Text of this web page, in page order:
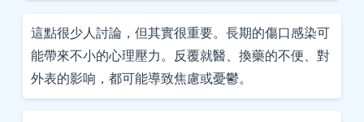
這點很少人討論，但其實很重要。長期的傷口感染可
能帶來不小的心理壓力。反覆就醫、換藥的不便、對
外表的影响，都可能導致焦慮或憂鬱。